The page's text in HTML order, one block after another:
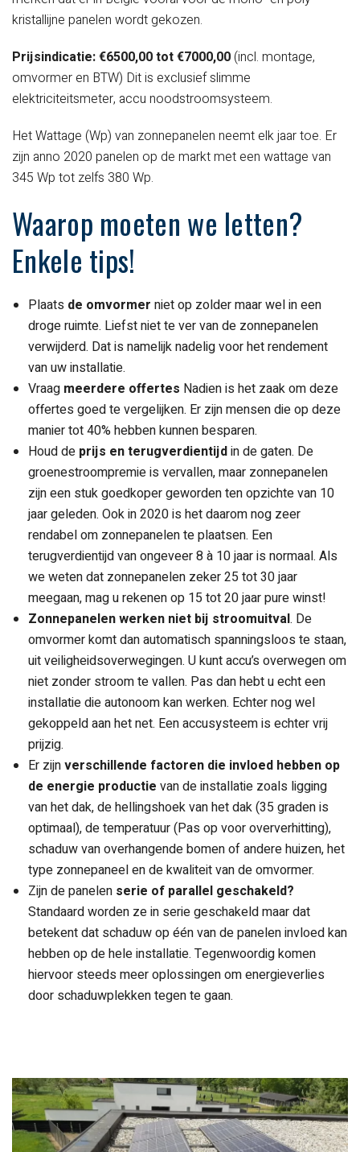
kristallijne panelen wordt gekozen.
Prijsindicatie: €6500,00 tot €7000,00(incl. montage,
omvormer en BTW) Dit is exclusief slimme
elektriciteitsmeter, accu noodstroomsysteem.
Het Wattage (Wp) van zonnepanelen neemt elk jaar toe. Er
zijn anno 2020 panelen op de markt met een wattage van
345 Wp tot zelfs 380 Wp.
Waarop moeten we letten?
Enkele tips!
Plaats de omvormer niet op zolder maar wel in een
droge ruimte. Liefst niet te ver van de zonnepanelen
verwijderd. Dat is namelijk nadelig voor het rendement
van uw installatie.
Vraag meerdere offertes Nadien is het zaak om deze
offertes goed te vergelijken. Er zijn mensen die op deze
manier tot 40% hebben kunnen besparen.
Houd de prijs en terugverdientijdin de gaten. De
groenestroompremie is vervallen, maar zonnepanelen
zijn een stuk goedkoper geworden ten opzichte van 10
jaar geleden. Ook in 2020 is het daarom nog zeer
rendabel om zonnepanelen te plaatsen. Een
terugverdientijd van ongeveer 8 à 10 jaar is normaal. Als
we weten dat zonnepanelen zeker 25 tot 30 jaar
meegaan, mag u rekenen op 15 tot 20 jaar pure winst!
Zonnepanelen werken niet bij stroomuitval. De
omvormer komt dan automatisch spanningsloos te staan,
uit veiligheidsoverwegingen. U kunt accu’s overwegen om
niet zonder stroom te vallen. Pas dan hebt u echt een
installatie die autonoom kan werken. Echter nog wel
gekoppeld aan het net. Een accusysteem is echter vrij
prijzig.
Er zijnverschillende factoren die invloed hebben op
de energie productie van de installatie zoals ligging
van het dak, de hellingshoek van het dak (35 graden is
optimaal), de temperatuur (Pas op voor oververhitting),
schaduw van overhangende bomen of andere huizen, het
type zonnepaneel en de kwaliteit van de omvormer.
Zijn de panelen serie of parallel geschakeld?
Standaard worden ze in serie geschakeld maar dat
betekent dat schaduw op één van de panelen invloed kan
hebben op de hele installatie. Tegenwoordig komen
hiervoor steeds meer oplossingen om energieverlies
door schaduwplekken tegen te gaan.